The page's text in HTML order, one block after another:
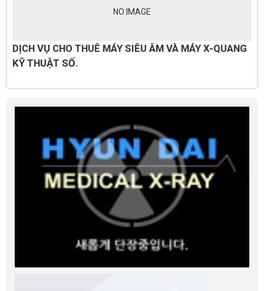
NO IMAGE
DỊCH VỤ CHO THUÊ MÁY SIÊU ÂM VÀ MÁY X-QUANG
KỸ THUẬT SỐ.